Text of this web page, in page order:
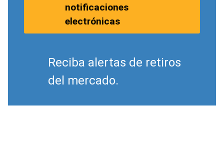
notificaciones
electrónicas
Reciba alertas de retiros
del mercado.